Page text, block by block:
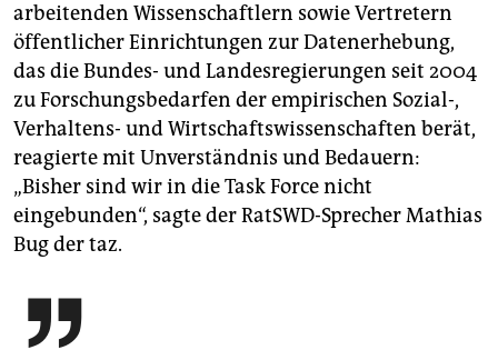
arbeitenden Wissenschaftlern sowie Vertretern
öffentlicher Einrichtungen zur Datenerhebung,
das die Bundes- und Landesregierungen seit 2004
zu Forschungsbedarfen der empirischen Sozial-,
Verhaltens- und Wirtschaftswissenschaften berät,
reagierte mit Unverständnis und Bedauern:
„Bisher sind wir in die Task Force nicht
eingebunden“, sagte der RatSWD-Sprecher Mathias
Bug der taz.
